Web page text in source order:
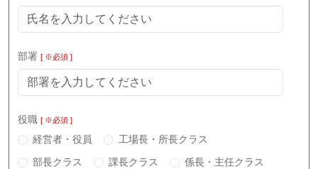
部署 [ ※必須 ]
役職 [ ※必須 ]
経営者・役員
工場長・所長クラス
部長クラス
課長クラス
係長・主任クラス